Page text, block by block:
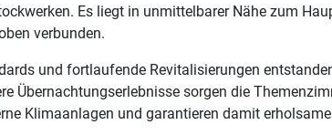
Es liegt in unmittelbarer Nähe zum
verbunden.
und fortlaufende Revitalisierungen
Übernachtungserlebnisse sorgen die
Klimaanlagen und garantieren damit